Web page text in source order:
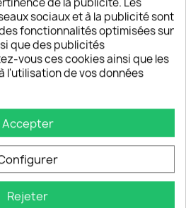
(2)
sociaux et à la publicité sont
fonctionnalités optimisées sur
que des publicités
vous ces cookies ainsi que les
l'utilisation de vos données
Accepter
Rejeter